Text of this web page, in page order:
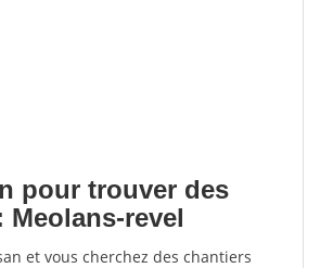
pour trouver des
Meolans-revel
et vous cherchez des chantiers